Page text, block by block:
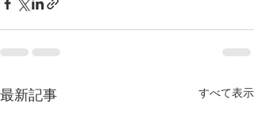
最新記事 すべて表示